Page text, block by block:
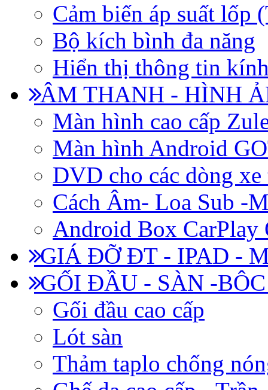
Cảm biến áp suất lốp
Bộ kích bình đa năng
Hiển thị thông tin
ÂM THANH - HÌNH
Màn hình cao cấp
Màn hình Android
DVD cho các dòng
Cách Âm- Loa Sub -
Android Box CarPlay
GIÁ ĐỠ ĐT - IPAD -
GỐI ĐẦU - SÀN -
Gối đầu cao cấp
Lót sàn
Thảm taplo chống